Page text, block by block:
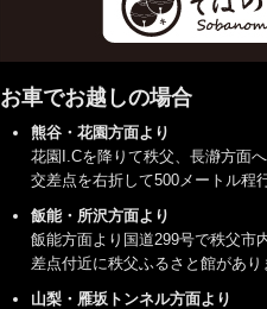
お車でお越しの場合
熊谷・花園方面より
花園I.Cを降りて秩父、長瀞方面
交差点を右折して500メートル程
飯能・所沢方面より
飯能方面より国道299号で秩父市
差点付近に秩父ふるさと館があり
山梨・雁坂トンネル方面より